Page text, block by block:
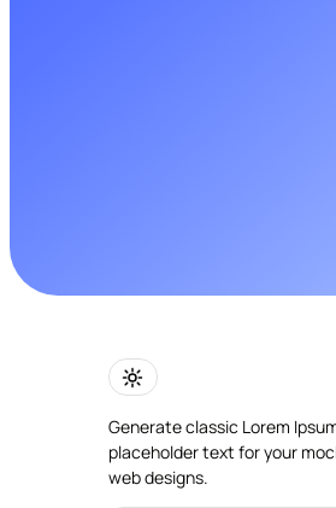
Generate classic Lorem
placeholder text for your
web designs.